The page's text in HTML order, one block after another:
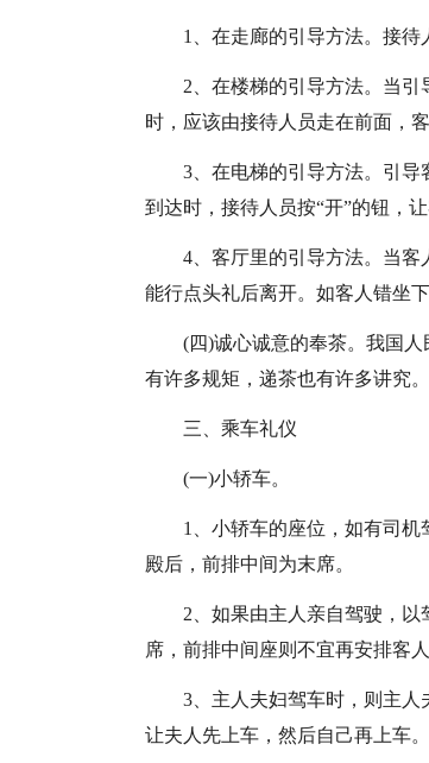
1、在走廊的引导方法。接待
2、在楼梯的引导方法。当
时，应该由接待人员走在前面，
3、在电梯的引导方法。引导
到达时，接待人员按“开”的钮，
4、客厅里的引导方法。当
能行点头礼后离开。如客人错坐
(四)诚心诚意的奉茶。我国
有许多规矩，递茶也有许多讲究。
三、乘车礼仪
(一)小轿车。
1、小轿车的座位，如有司
殿后，前排中间为末席。
2、如果由主人亲自驾驶，
席，前排中间座则不宜再安排客人
3、主人夫妇驾车时，则主
让夫人先上车，然后自己再上车。